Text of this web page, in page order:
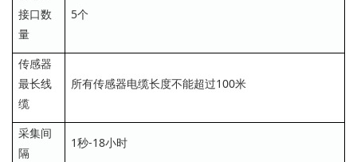
接口数
量
5个
传感器
最长线
缆
所有传感器电缆长度不能超过100米
采集间
隔
1秒-18小时